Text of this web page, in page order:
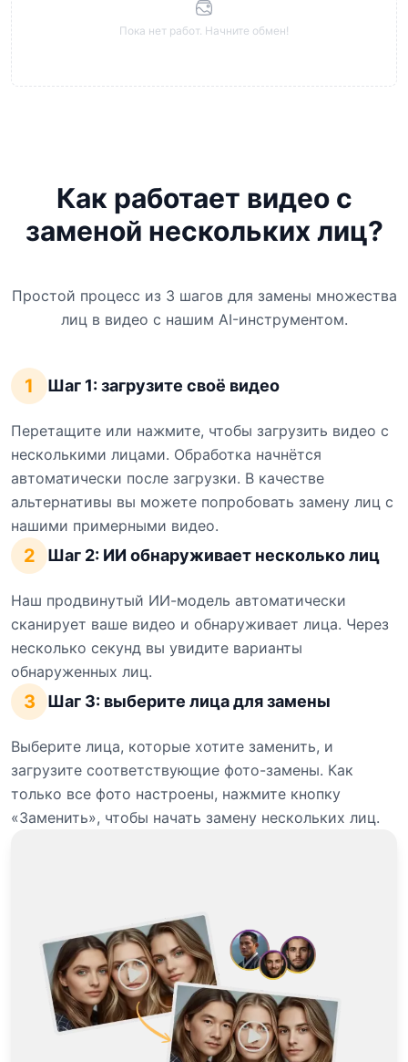
Пока нет работ. Начните обмен!
Как работает видео с
заменой нескольких лиц?
Простой процесс из 3 шагов для замены множества
лиц в видео с нашим AI-инструментом.
1 Шаг 1: загрузите своё видео
Перетащите или нажмите, чтобы загрузить видео с
несколькими лицами. Обработка начнётся
автоматически после загрузки. В качестве
альтернативы вы можете попробовать замену лиц с
нашими примерными видео.
2 Шаг 2: ИИ обнаруживает несколько лиц
Наш продвинутый ИИ-модель автоматически
сканирует ваше видео и обнаруживает лица. Через
несколько секунд вы увидите варианты
обнаруженных лиц.
3 Шаг 3: выберите лица для замены
Выберите лица, которые хотите заменить, и
загрузите соответствующие фото-замены. Как
только все фото настроены, нажмите кнопку
«Заменить», чтобы начать замену нескольких лиц.